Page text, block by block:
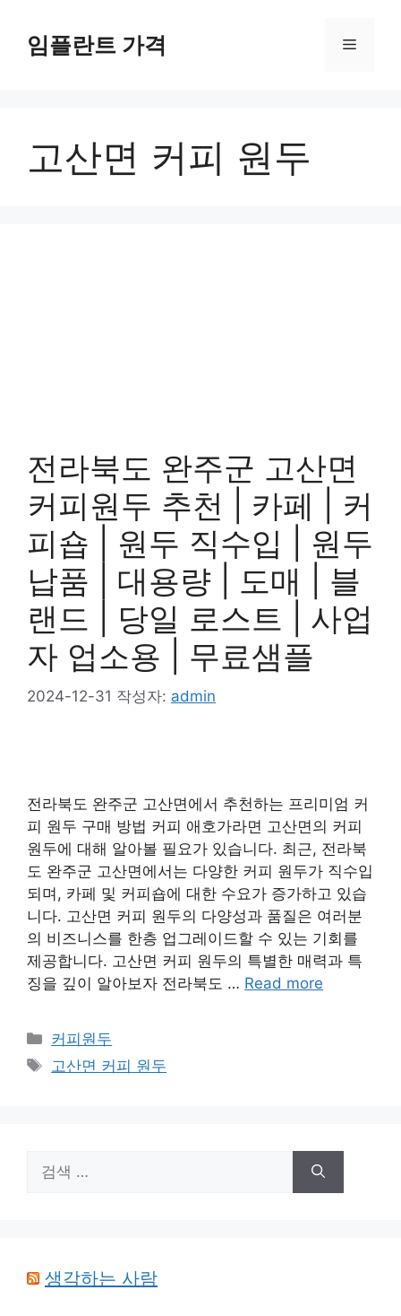
임플란트 가격 메
고산면 커피 원두
전라북도 완주군 고산면
커피원두 추천 | 카페 | 커
피숍 | 원두 직수입 | 원두
납품 | 대용량 | 도매 | 블
랜드 | 당일 로스트 | 사업
자 업소용 | 무료샘플
2024-12-31 작성자: admin
전라북도 완주군 고산면에서 추천하는 프리미엄 커
피 원두 구매 방법 커피 애호가라면 고산면의 커피
원두에 대해 알아볼 필요가 있습니다. 최근, 전라북
도 완주군 고산면에서는 다양한 커피 원두가 직수입
되며, 카페 및 커피숍에 대한 수요가 증가하고 있습
니다. 고산면 커피 원두의 다양성과 품질은 여러분
의 비즈니스를 한층 업그레이드할 수 있는 기회를
제공합니다. 고산면 커피 원두의 특별한 매력과 특
징을 깊이 알아보자 전라북도 … Read more
카
테
커피원두
태
고산면 커피 원두
색:
생각하는 사람